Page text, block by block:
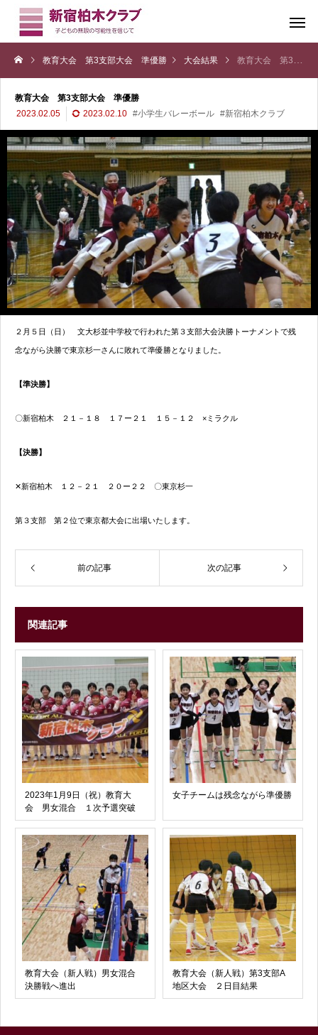
教育大会 第3支部大会 準優勝 大会結果 教育大会 第3支部大会 準優勝
教育大会 第3支部大会 準優勝
2023.02.05
2023.02.10 #小学生バレーボール #新宿柏木クラブ
２月５日（日） 文大杉並中学校で行われた第３支部大会決勝トーナメントで残
念ながら決勝で東京杉一さんに敗れて準優勝となりました。
【準決勝】
〇新宿柏木 ２１－１８ １７ー２１ １５－１２ ×ミラクル
【決勝】
✕新宿柏木 １２－２１ ２０ー２２ 〇東京杉一
第３支部 第２位で東京都大会に出場いたします。
前の記事 次の記事
関連記事
2023年1月9日（祝）教育大
会 男女混合 １次予選突破
女子チームは残念ながら準優勝
教育大会（新人戦）男女混合
決勝戦へ進出
教育大会（新人戦）第3支部A
地区大会 ２日目結果